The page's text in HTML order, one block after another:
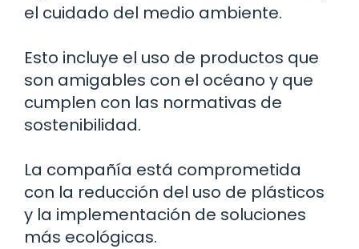
el cuidado del medio ambiente.
Esto incluye el uso de productos que
son amigables con el océano y que
cumplen con las normativas de
sostenibilidad.
La compañía está comprometida
con la reducción del uso de plásticos
y la implementación de soluciones
más ecológicas.